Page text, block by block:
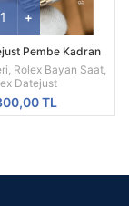
Pembe Kadran
Kadın Saati
Rolex Bayan Saat
Datejust
TL